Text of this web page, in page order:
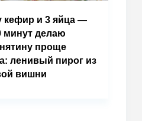
кефир и 3 яйца —
минут делаю
проще
ленивый пирог из
вишни